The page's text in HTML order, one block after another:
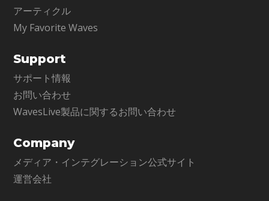
アーティクル
My Favorite Waves
Support
サポート情報
お問い合わせ
WavesLive製品に関するお問い合わせ
Company
メディア・インテグレーション公式サイト
運営会社